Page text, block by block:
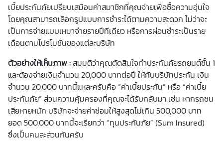
เบี้ยประกันภัยเปรียบเสมือนค่าสมาชิกที่คุณจ่ายเพื่อซื้อความอุ่นใจ
โดยคุณสามารถเลือกรูปแบบการชำระได้ตามความสะดวก ไม่ว่าจะ
เป็นการจ่ายแบบเหมาจ่ายรายปีทีเดียว หรือการผ่อนชำระเป็นราย
เดือนตามโปรโมชั่นของแต่ละบริษัท
ตัวอย่างให้เห็นภาพ :สมมติว่าคุณตัดสินใจทำประกันภัยรถยนต์ชั้น 1
และต้องจ่ายเงินจำนวน 20,000 บาทต่อปี ให้กับบริษัทประกัน เงิน
จำนวน 20,000 บาทนี้แหละครับคือ “ค่าเบี้ยประกัน” หรือ “ค่าเบี้ย
ประกันภัย” ส่วนความคุ้มครองที่คุณจะได้รับกลับมา เช่น หากรถชน
เสียหายหนัก บริษัทจะจ่ายค่าซ่อมให้สูงสุดไม่เกิน 500,000 บาท
ยอด 500,000 บาทนี้จะเรียกว่า “ทุนประกันภัย” (Sum Insured)
ซึ่งเป็นคนละส่วนกันครับ